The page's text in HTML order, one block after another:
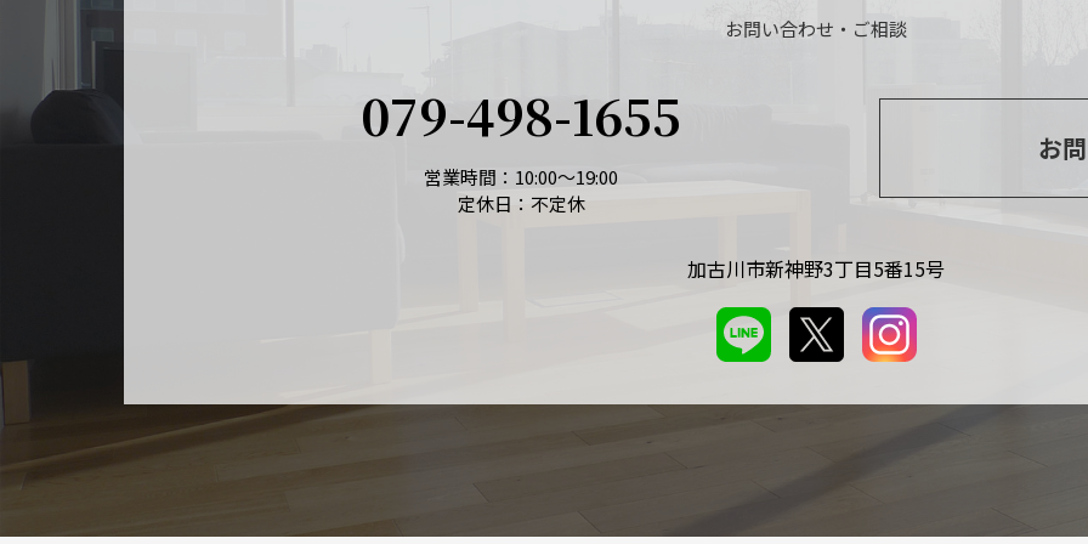
お問い合わせ・ご相談
079-498-1655
営業時間：10:00～19:00
定休日：不定休
お
加古川市新神野3丁目5番15号